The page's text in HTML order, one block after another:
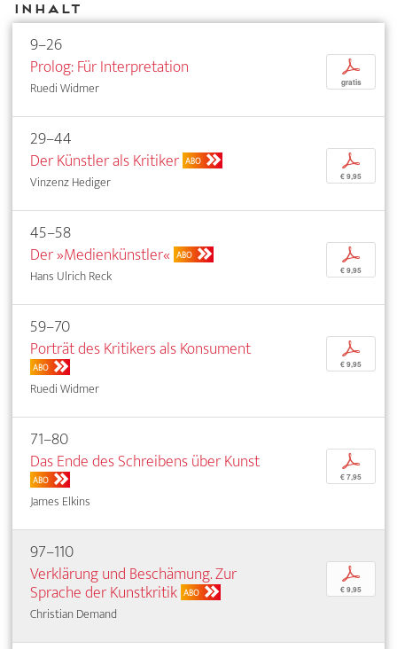
Inhalt
9–26
Prolog: Für Interpretation
Ruedi Widmer
p
gratis
29–44
Der Künstler als Kritiker ABO
Vinzenz Hediger
p
€ 9,95
45–58
Der »Medienkünstler« ABO
Hans Ulrich Reck
p
€ 9,95
59–70
Porträt des Kritikers als Konsument
ABO
Ruedi Widmer
p
€ 9,95
71–80
Das Ende des Schreibens über Kunst
ABO
James Elkins
p
€ 7,95
97–110
Verklärung und Beschämung. Zur
Sprache der Kunstkritik ABO
Christian Demand
p
€ 9,95